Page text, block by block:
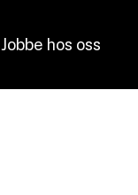
Jobbe hos oss